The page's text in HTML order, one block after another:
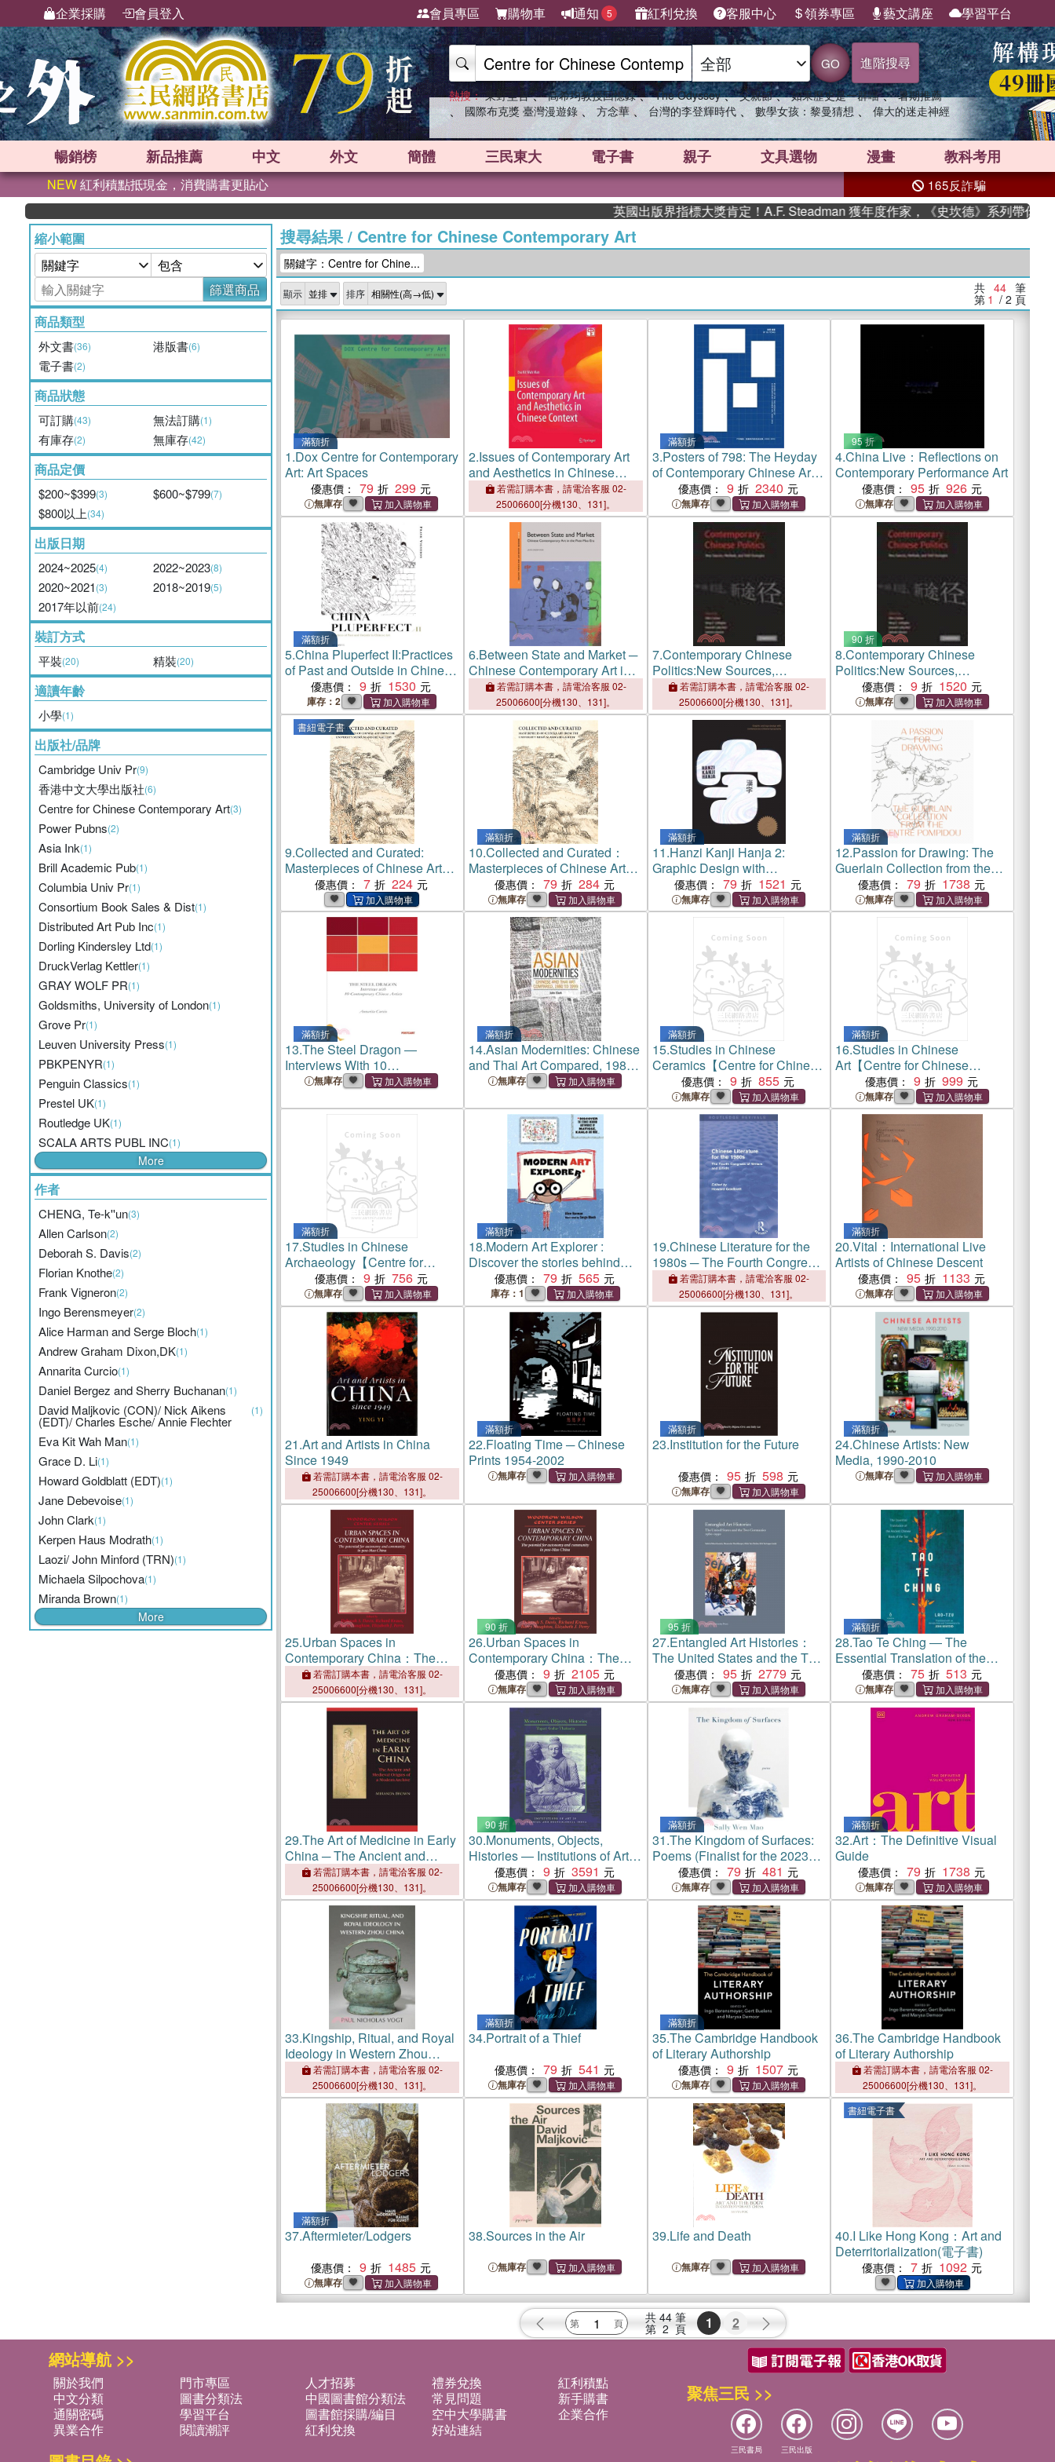
企業採購 會員登入 會員專區 購物車 通知 5 紅利兌換 客服中心 領券專區 藝文講座 學習平台
GO 進階搜尋
熱搜： 東野圭吾 、 高希均教授回憶錄 、 The Odyssey 、 父親節 、 如果歷史是一群喵 、 暑期推薦
、 國際布克獎 臺灣漫遊錄 、 方念華 、 台灣的李登輝時代 、 數學女孩：黎曼猜想 、 偉大的迷走神經
暢銷榜 新品推薦 中文 外文 簡體 三民東大 電子書 親子 文具選物 漫畫 教科考用
NEW紅利積點抵現金，消費購書更貼心 165反詐騙
英國出版界指標大獎肯定！A.F. Steadman 獲年度作家，《史坎德》系列帶你踏上熱血奇
縮小範圍
篩選商品
商品類型
外文書(36) 港版書(6)
電子書(2)
商品狀態
可訂購(43) 無法訂購(1)
有庫存(2) 無庫存(42)
商品定價
$200~$399(3) $600~$799(7)
$800以上(34)
出版日期
2024~2025(4) 2022~2023(8)
2020~2021(3) 2018~2019(5)
2017年以前(24)
裝訂方式
平裝(20) 精裝(20)
適讀年齡
小學(1)
出版社/品牌
Cambridge Univ Pr(9)
香港中文大學出版社(6)
Centre for Chinese Contemporary Art(3)
Power Pubns(2)
Asia Ink(1)
Brill Academic Pub(1)
Columbia Univ Pr(1)
Consortium Book Sales & Dist(1)
Distributed Art Pub Inc(1)
Dorling Kindersley Ltd(1)
DruckVerlag Kettler(1)
GRAY WOLF PR(1)
Goldsmiths, University of London(1)
Grove Pr(1)
Leuven University Press(1)
PBKPENYR(1)
Penguin Classics(1)
Prestel UK(1)
Routledge UK(1)
SCALA ARTS PUBL INC(1)
More
作者
CHENG, Te-k''un(3)
Allen Carlson(2)
Deborah S. Davis(2)
Florian Knothe(2)
Frank Vigneron(2)
Ingo Berensmeyer(2)
Alice Harman and Serge Bloch(1)
Andrew Graham Dixon,DK(1)
Annarita Curcio(1)
Daniel Bergez and Sherry Buchanan(1)
David Maljkovic (CON)/ Nick Aikens
(EDT)/ Charles Esche/ Annie Flechter
(1)
Eva Kit Wah Man(1)
Grace D. Li(1)
Howard Goldblatt (EDT)(1)
Jane Debevoise(1)
John Clark(1)
Kerpen Haus Modrath(1)
Laozi/ John Minford (TRN)(1)
Michaela Silpochova(1)
Miranda Brown(1)
More
搜尋結果/ Centre for Chinese Contemporary Art
關鍵字：Centre for Chine...
顯示 排序 共 44 筆
第 1 / 2 頁
滿額折
1.Dox Centre for Contemporary
Art: Art Spaces
優惠價： 79 299
無庫存
2.Issues of Contemporary Art
and Aesthetics in Chinese
Context若需訂購本書，請電洽客服 02-
25006600[分機130、131]。
滿額折
3.Posters of 798: The Heyday
of Contemporary Chinese Art,
2002-2012
優惠價： 9 2340
無庫存
95 折
4.China Live：Reflections on
Contemporary Performance Art
優惠價： 95 926
無庫存
滿額折
5.China Pluperfect II:Practices
of Past and Outside in Chinese
優惠價： 9 1530
庫存：2
6.Between State and Market ─
Chinese Contemporary Art in
the Post-Mao Era
若需訂購本書，請電洽客服 02-
25006600[分機130、131]。
7.Contemporary Chinese
Politics:New Sources,
Methods, and Field Strategies
若需訂購本書，請電洽客服 02-
25006600[分機130、131]。
90 折
8.Contemporary Chinese
Politics:New Sources,
Methods, and Field Strategies
優惠價： 9 1520
無庫存
書紐電子書
9.Collected and Curated:
Masterpieces of Chinese Art
from The University Museum
and Art Gallery(電子書)
優惠價： 7 224
滿額折
10.Collected and Curated：
Masterpieces of Chinese Art
from The University Museum
and Art Gallery
優惠價： 79 284
無庫存
滿額折
11.Hanzi Kanji Hanja 2:
Graphic Design with
Contemporary Chinese
Typography
優惠價： 79 1521
無庫存
滿額折
12.Passion for Drawing: The
Guerlain Collection from the
Centre Pompidou
優惠價： 79 1738
無庫存
滿額折
13.The Steel Dragon ―
Interviews With 10
Contemporary Chinese Artists
無庫存
滿額折
14.Asian Modernities: Chinese
and Thai Art Compared, 1980
to 1999無庫存
滿額折
15.Studies in Chinese
Ceramics【Centre for Chinese
Archaeology and Art, Studies
Series （5）】
優惠價： 9 855
無庫存
滿額折
16.Studies in Chinese
Art【Centre for Chinese
Archaeology and Art, Studies
Series （4）】
優惠價： 9 999
無庫存
滿額折
17.Studies in Chinese
Archaeology【Centre for
Chinese Archaeology and Art,
Studies Series （3）】
優惠價： 9 756
無庫存
滿額折
18.Modern Art Explorer :
Discover the stories behind
famous artworks
優惠價： 79 565
庫存：1
19.Chinese Literature for the
1980s ─ The Fourth Congress
of Writers & Artists
若需訂購本書，請電洽客服 02-
25006600[分機130、131]。
滿額折
20.Vital：International Live
Artists of Chinese Descent
優惠價： 95 1133
無庫存
21.Art and Artists in China
Since 1949
若需訂購本書，請電洽客服 02-
25006600[分機130、131]。
滿額折
22.Floating Time ─ Chinese
Prints 1954-2002
無庫存
滿額折
23.Institution for the Future
優惠價： 95 598
無庫存
滿額折
24.Chinese Artists: New
Media, 1990-2010
無庫存
25.Urban Spaces in
Contemporary China：The
Potential for Autonomy and
Community in Post-Mao China
若需訂購本書，請電洽客服 02-
25006600[分機130、131]。
90 折
26.Urban Spaces in
Contemporary China：The
Potential for Autonomy and
Community in Post-Mao China
優惠價： 9 2105
無庫存
95 折
27.Entangled Art Histories：
The United States and the Two
Germanies 1960-1990
優惠價： 95 2779
無庫存
滿額折
28.Tao Te Ching ― The
Essential Translation of the
Ancient Chinese Book of the
Tao
優惠價： 75 513
無庫存
29.The Art of Medicine in Early
China ─ The Ancient and
Medieval Origins of a Modern
Archive
若需訂購本書，請電洽客服 02-
25006600[分機130、131]。
90 折
30.Monuments, Objects,
Histories — Institutions of Art in
Colonial and Postcolonial
India
優惠價： 9 3591
無庫存
滿額折
31.The Kingdom of Surfaces:
Poems (Finalist for the 2023
Maya Angelou Book Award)
優惠價： 79 481
無庫存
滿額折
32.Art：The Definitive Visual
Guide
優惠價： 79 1738
無庫存
33.Kingship, Ritual, and Royal
Ideology in Western Zhou
China若需訂購本書，請電洽客服 02-
25006600[分機130、131]。
滿額折
34.Portrait of a Thief
優惠價： 79 541
無庫存
滿額折
35.The Cambridge Handbook
of Literary Authorship
優惠價： 9 1507
無庫存
36.The Cambridge Handbook
of Literary Authorship
若需訂購本書，請電洽客服 02-
25006600[分機130、131]。
滿額折
37.Aftermieter/Lodgers
優惠價： 9 1485
無庫存
38.Sources in the Air
無庫存
39.Life and Death
無庫存
書紐電子書
40.I Like Hong Kong：Art and
Deterritorialization(電子書)
優惠價： 7 1092
共 44 筆
第 2 頁 1 2
網站導航 >>
關於我們 門市專區 人才招募 禮券兌換
紅利積點
中文分類
圖書分類法 中國圖書館分類法 常見問題
新手購書
通關密碼
學習平台 圖書館採購/編目 空中大學購書
企業合作
異業合作
閱讀潮評 紅利兌換 好站連結
聚焦三民 >>
三民書局 三民出版